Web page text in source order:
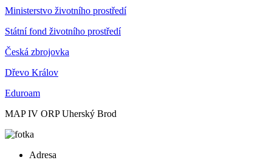
Ministerstvo životního prostředí
Státní fond životního prostředí
Česká zbrojovka
Dřevo Králov
Eduroam
MAP IV ORP Uherský Brod
Adresa